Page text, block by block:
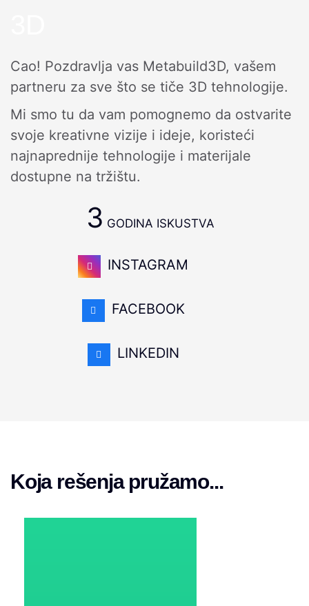
Cao! Pozdravlja vas Metabuild3D, vašem
partneru za sve što se tiče 3D tehnologije.
Mi smo tu da vam pomognemo da ostvarite
svoje kreativne vizije i ideje, koristeći
najnaprednije tehnologije i materijale
dostupne na tržištu.
3 GODINA ISKUSTVA
INSTAGRAM
FACEBOOK
LINKEDIN
Koja rešenja pružamo...